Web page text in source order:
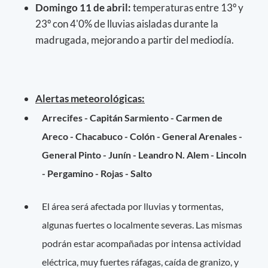
Domingo 11 de abril:temperaturas entre 13º y
23º con 4'0% de lluvias aisladas durante la
madrugada, mejorando a partir del mediodía.
Alertas meteorológicas:
Arrecifes - Capitán Sarmiento - Carmen de
Areco - Chacabuco - Colón - General Arenales -
General Pinto - Junín - Leandro N. Alem - Lincoln
- Pergamino - Rojas - Salto
El área será afectada por lluvias y tormentas,
algunas fuertes o localmente severas. Las mismas
podrán estar acompañadas por intensa actividad
eléctrica, muy fuertes ráfagas, caída de granizo, y